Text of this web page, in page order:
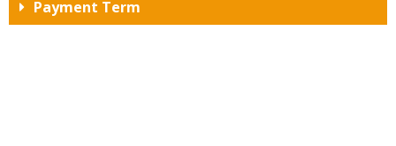
Payment Term